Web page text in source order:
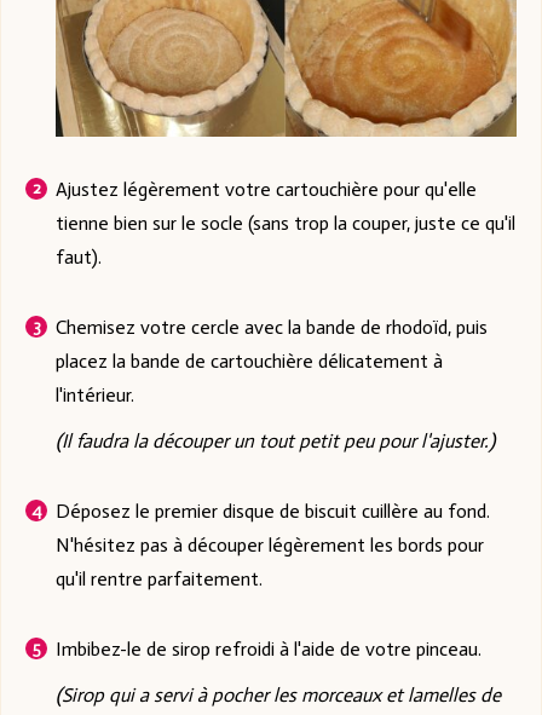
Ajustez légèrement votre cartouchière pour qu'elle
tienne bien sur le socle (sans trop la couper, juste ce qu'il
faut).
Chemisez votre cercle avec la bande de rhodoïd, puis
placez la bande de cartouchière délicatement à
l'intérieur.
(Il faudra la découper un tout petit peu pour l'ajuster.)
Déposez le premier disque de biscuit cuillère au fond.
N'hésitez pas à découper légèrement les bords pour
qu'il rentre parfaitement.
Imbibez-le de sirop refroidi à l'aide de votre pinceau.
(Sirop qui a servi à pocher les morceaux et lamelles de